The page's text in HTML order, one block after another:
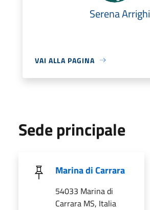
Serena Arrighi
VAI ALLA PAGINA
Sede principale
Marina di Carrara
54033 Marina di
Carrara MS, Italia